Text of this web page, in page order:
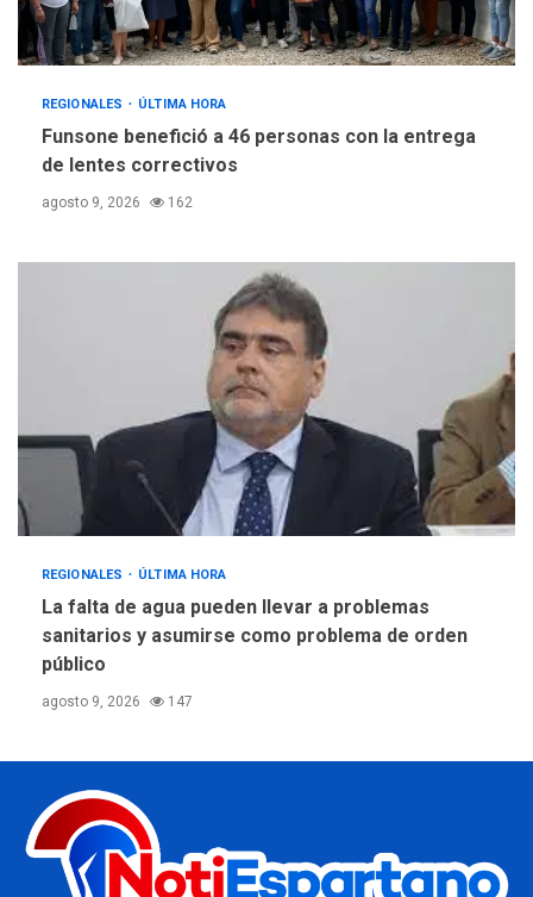
REGIONALES ÚLTIMA HORA
Funsone benefició a 46 personas con la entrega
de lentes correctivos
agosto 9, 2026 162
REGIONALES ÚLTIMA HORA
La falta de agua pueden llevar a problemas
sanitarios y asumirse como problema de orden
público
agosto 9, 2026 147